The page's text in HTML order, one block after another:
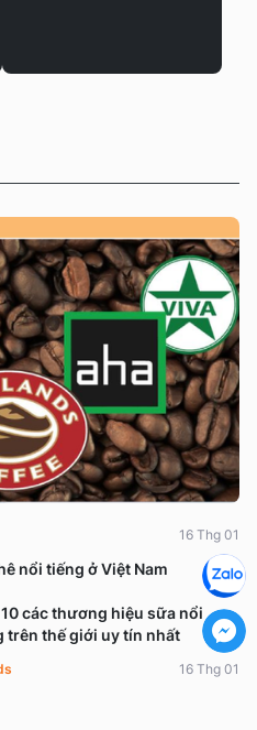
nổi tiếng ở Việt Nam
16 Thg 01
10 các thương hiệu sữa nổi
trên thế giới uy tín nhất
16 Thg 01